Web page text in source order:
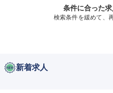
条件に合った
検索条件を緩めて、
新着求人